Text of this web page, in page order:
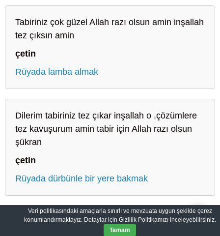
Tabiriniz çok güzel Allah razı olsun amin inşallah
tez çıksın amin
çetin
Rüyada lamba almak
Dilerim tabiriniz tez çıkar inşallah o .çözümlere
tez kavuşurum amin tabir için Allah razı olsun
şükran
çetin
Rüyada dürbünle bir yere bakmak
Sahih Rüyalar: Rüyaların Dilini Öğrenin Gizlilik Politikası
SahihRuyalar.com|Tüm Hakları Saklıdır.
Veri politikasındaki amaçlarla sınırlı ve mevzuata uygun şekilde çerez
konumlandırmaktayız. Detaylar için Gizlilik Politikamızı inceleyebilirsiniz.
Tamam